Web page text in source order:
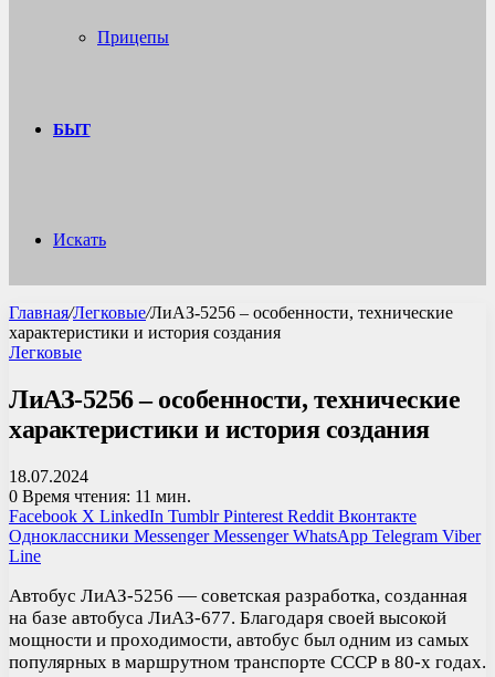
Прицепы
БЫТ
Искать
Главная/Легковые/ЛиАЗ-5256 – особенности, технические
характеристики и история создания
Легковые
ЛиАЗ-5256 – особенности, технические
характеристики и история создания
18.07.2024
0 Время чтения: 11 мин.
Facebook X LinkedIn Tumblr Pinterest Reddit Вконтакте
Одноклассники Messenger Messenger WhatsApp Telegram Viber
Line
Автобус ЛиАЗ-5256 — советская разработка, созданная
на базе автобуса ЛиАЗ-677. Благодаря своей высокой
мощности и проходимости, автобус был одним из самых
популярных в маршрутном транспорте СССР в 80-х годах.